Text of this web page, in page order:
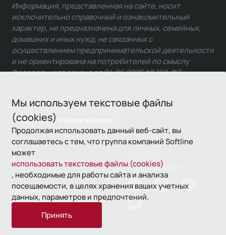
Мы используем текстовые файлы
(cookies)
Продолжая использовать данный веб-сайт, вы
соглашаетесь с тем, что группа компаний Softline
может
использовать текстовые файлы (cookies)
, необходимые для работы сайта и анализа
посещаемости, в целях хранения ваших учетных
данных, параметров и предпочтений.
Принять
Связаться с отделом качества
Информация, представленная на сайте, носит
исключительно справочный и ознакомительный
характер, не предназначена для личных, семейных,
домашних и иных нужд, не связанных с
осуществлением предпринимательской деятельности
и не ориентирована на потребителей по смыслу
Федерального закона от 24.06.2025 № 168-ФЗ.
© 1993—2026 Softline
использования
Политика
конфиденциальности